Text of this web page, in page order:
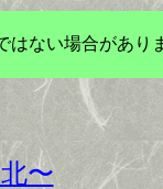
はない場合があり
〜